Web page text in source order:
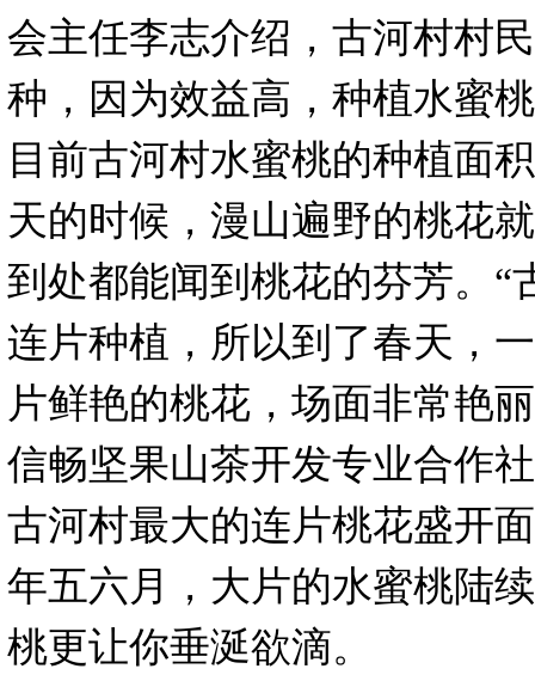
会主任李志介绍，古河村村
种，因为效益高，种植水蜜
目前古河村水蜜桃的种植面
天的时候，漫山遍野的桃花
到处都能闻到桃花的芬芳。“
连片种植，所以到了春天，
片鲜艳的桃花，场面非常艳
信畅坚果山茶开发专业合作
古河村最大的连片桃花盛开
年五六月，大片的水蜜桃陆
桃更让你垂涎欲滴。